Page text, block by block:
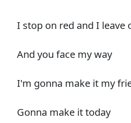
I stop on red and I leave
And you face my way
I'm gonna make it my
Gonna make it today